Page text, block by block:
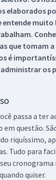
elaborados
entende muito
que tomam
é
os
passa a ter
em questão.
riquíssimo,
Tudo para
cronograma
quiser.